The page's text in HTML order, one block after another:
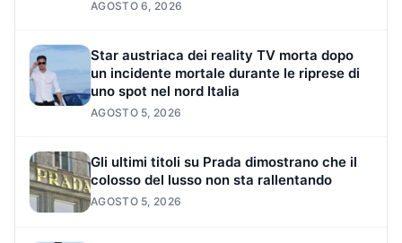
AGOSTO 6, 2026
Star austriaca dei reality TV morta dopo
un incidente mortale durante le riprese di
uno spot nel nord Italia
AGOSTO 5, 2026
Gli ultimi titoli su Prada dimostrano che il
colosso del lusso non sta rallentando
AGOSTO 5, 2026